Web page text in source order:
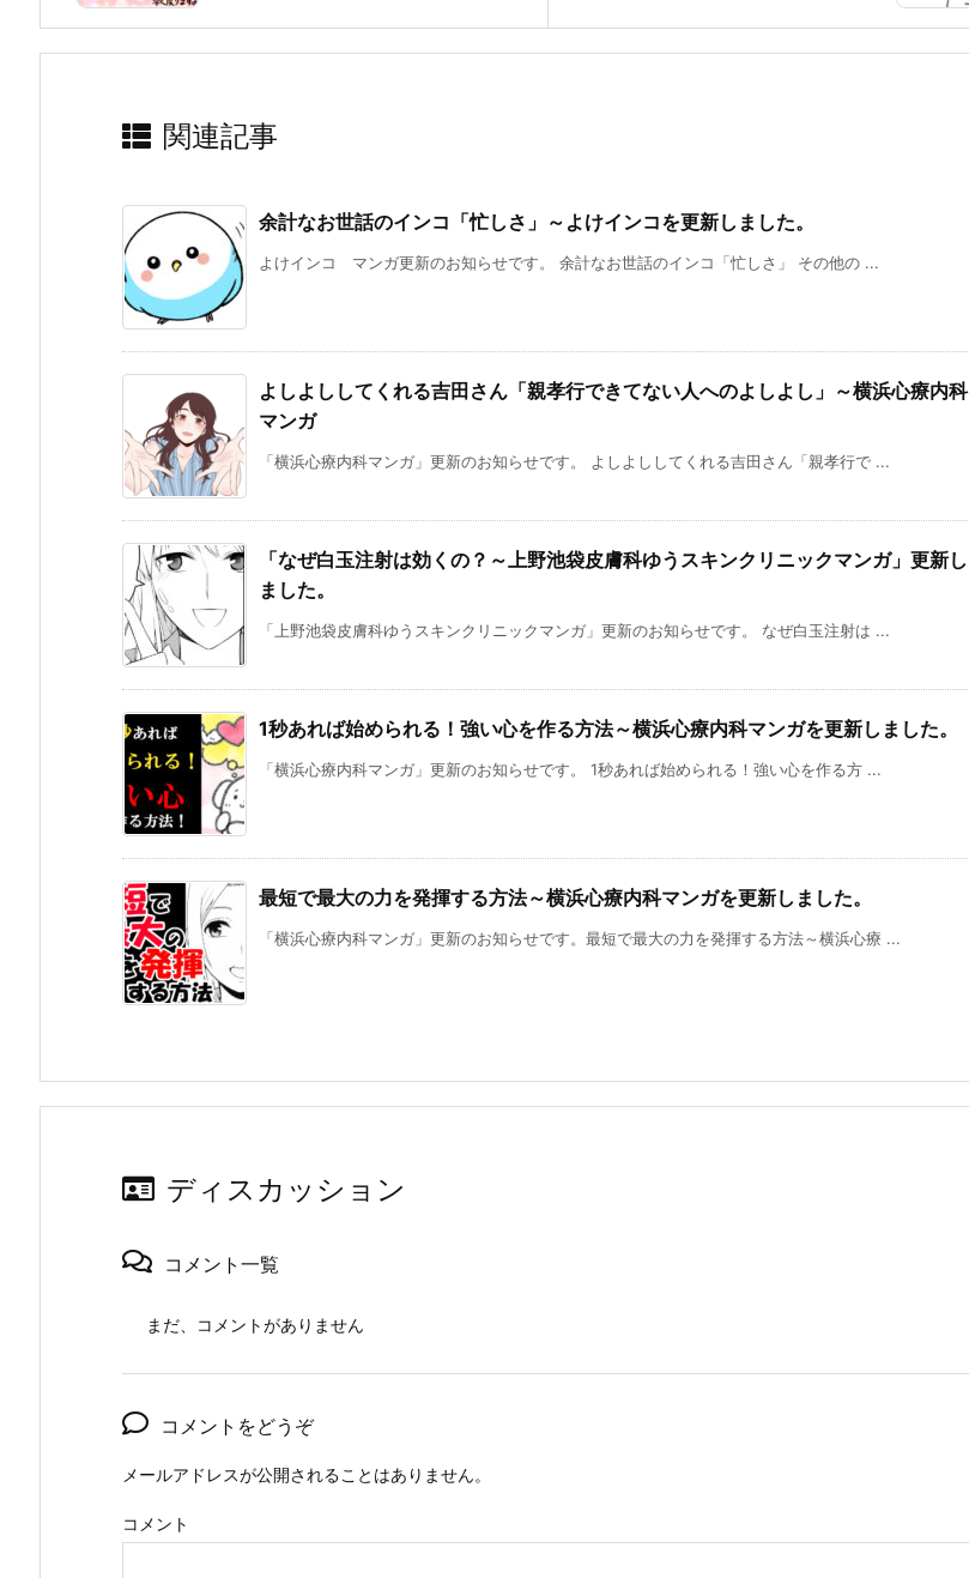
関連記事
余計なお世話のインコ「忙しさ」～よけインコを更新しました。
よけインコ マンガ更新のお知らせです。 余計なお世話のインコ「忙しさ」 その他の ...
よしよししてくれる吉田さん「親孝行できてない人へのよしよし」～横浜心療内科
マンガ
「横浜心療内科マンガ」更新のお知らせです。 よしよししてくれる吉田さん「親孝行で ...
「なぜ白玉注射は効くの？～上野池袋皮膚科ゆうスキンクリニックマンガ」更新し
ました。
「上野池袋皮膚科ゆうスキンクリニックマンガ」更新のお知らせです。 なぜ白玉注射は ...
1秒あれば始められる！強い心を作る方法～横浜心療内科マンガを更新しました。
「横浜心療内科マンガ」更新のお知らせです。 1秒あれば始められる！強い心を作る方 ...
最短で最大の力を発揮する方法～横浜心療内科マンガを更新しました。
「横浜心療内科マンガ」更新のお知らせです。最短で最大の力を発揮する方法～横浜心療 ...
ディスカッション
コメント一覧
まだ、コメントがありません
コメントをどうぞ
メールアドレスが公開されることはありません。
コメント